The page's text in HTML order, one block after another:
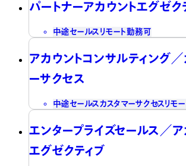
パートナーアカウントエグゼク
中途セールス リモート勤務可
アカウントコンサルティング／
ーサクセス
中途セールス カスタマーサクセス リモ
エンタープライズセールス／ア
エグゼクティブ